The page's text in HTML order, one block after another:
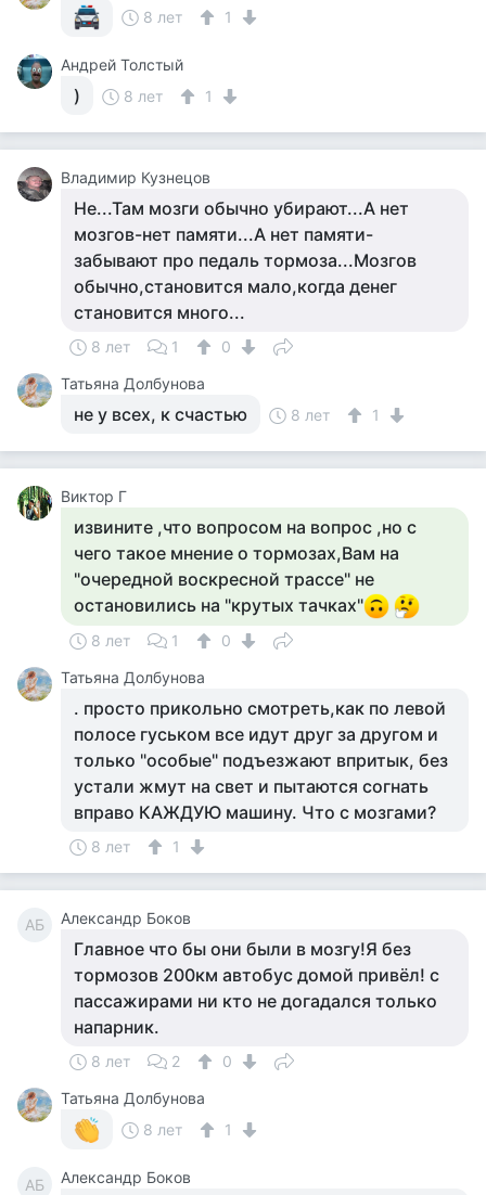
8 лет 1
Андрей Толстый
) 8 лет 1
Владимир Кузнецов
Не...Там мозги обычно убирают...А нет
мозгов-нет памяти...А нет памяти-
забывают про педаль тормоза...Мозгов
обычно,становится мало,когда денег
становится много...
8 лет 1
0
Татьяна Долбунова
не у всех, к счастью 8 лет 1
Виктор Г
извините ,что вопросом на вопрос ,но с
чего такое мнение о тормозах,Вам на
"очередной воскресной трассе" не
остановились на "крутых тачках"
8 лет 1
0
Татьяна Долбунова
. просто прикольно смотреть,как по левой
полосе гуськом все идут друг за другом и
только "особые" подъезжают впритык, без
устали жмут на свет и пытаются согнать
вправо КАЖДУЮ машину. Что с мозгами?
8 лет 1
АБ Александр Боков
Главное что бы они были в мозгу!Я без
тормозов 200км автобус домой привёл! с
пассажирами ни кто не догадался только
напарник.
8 лет 2
0
Татьяна Долбунова
8 лет
1
АБ Александр Боков